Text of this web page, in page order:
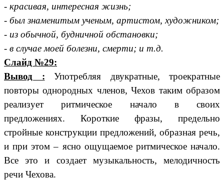
- красивая, интересная жизнь;
- был знаменитым ученым, артистом, художником;
- из обычной, будничной обстановки;
- в случае моей болезни, смерти; и т.д.
Слайд №29:
Вывод : Употребляя двукратные, троекратные
повторы однородных членов, Чехов таким образом
реализует ритмическое начало в своих
предложениях. Короткие фразы, предельно
стройные конструкции предложений, образная речь,
и при этом – ясно ощущаемое ритмическое начало.
Все это и создает музыкальность, мелодичность
речи Чехова.